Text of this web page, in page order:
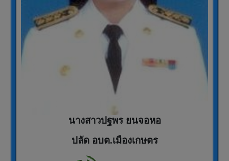
นางสาวปฐพร ยนจอหอ
ปลัด อบต.เมืองเกษตร